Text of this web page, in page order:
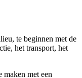
te beginnen met de
het transport, het
met een